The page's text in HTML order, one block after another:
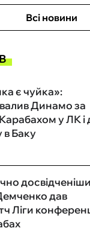
Всі новини
є чуйка»:
Динамо за
у ЛК і
в Баку
дав
Ліги